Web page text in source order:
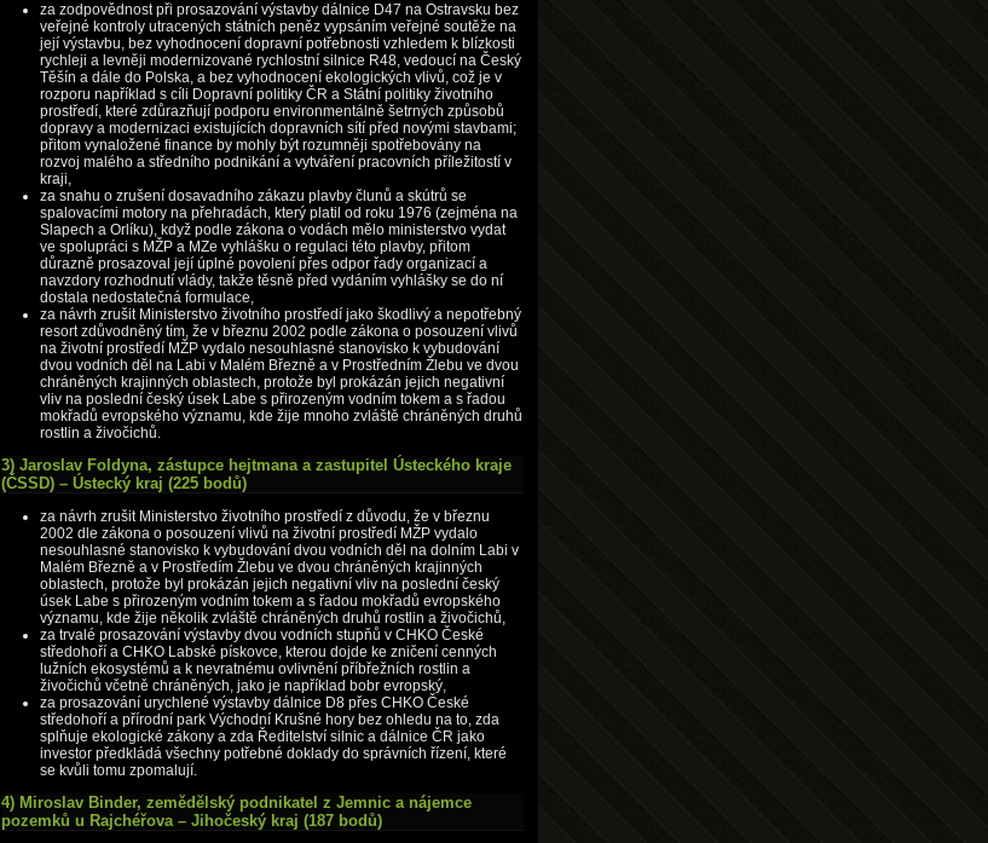
za zodpovědnost při prosazování výstavby dálnice D47 na Ostravsku bez
veřejné kontroly utracených státních peněz vypsáním veřejné soutěže na
její výstavbu, bez vyhodnocení dopravní potřebnosti vzhledem k blízkosti
rychleji a levněji modernizované rychlostní silnice R48, vedoucí na Český
Těšín a dále do Polska, a bez vyhodnocení ekologických vlivů, což je v
rozporu například s cíli Dopravní politiky ČR a Státní politiky životního
prostředí, které zdůrazňují podporu environmentálně šetrných způsobů
dopravy a modernizaci existujících dopravních sítí před novými stavbami;
přitom vynaložené finance by mohly být rozumněji spotřebovány na
rozvoj malého a středního podnikání a vytváření pracovních příležitostí v
kraji,
za snahu o zrušení dosavadního zákazu plavby člunů a skútrů se
spalovacími motory na přehradách, který platil od roku 1976 (zejména na
Slapech a Orlíku), když podle zákona o vodách mělo ministerstvo vydat
ve spolupráci s MŽP a MZe vyhlášku o regulaci této plavby, přitom
důrazně prosazoval její úplné povolení přes odpor řady organizací a
navzdory rozhodnutí vlády, takže těsně před vydáním vyhlášky se do ní
dostala nedostatečná formulace,
za návrh zrušit Ministerstvo životního prostředí jako škodlivý a nepotřebný
resort zdůvodněný tím, že v březnu 2002 podle zákona o posouzení vlivů
na životní prostředí MŽP vydalo nesouhlasné stanovisko k vybudování
dvou vodních děl na Labi v Malém Březně a v Prostředním Žlebu ve dvou
chráněných krajinných oblastech, protože byl prokázán jejich negativní
vliv na poslední český úsek Labe s přirozeným vodním tokem a s řadou
mokřadů evropského významu, kde žije mnoho zvláště chráněných druhů
rostlin a živočichů.
3) Jaroslav Foldyna, zástupce hejtmana a zastupitel Ústeckého kraje
(ČSSD) – Ústecký kraj (225 bodů)
za návrh zrušit Ministerstvo životního prostředí z důvodu, že v březnu
2002 dle zákona o posouzení vlivů na životní prostředí MŽP vydalo
nesouhlasné stanovisko k vybudování dvou vodních děl na dolním Labi v
Malém Březně a v Prostředím Žlebu ve dvou chráněných krajinných
oblastech, protože byl prokázán jejich negativní vliv na poslední český
úsek Labe s přirozeným vodním tokem a s řadou mokřadů evropského
významu, kde žije několik zvláště chráněných druhů rostlin a živočichů,
za trvalé prosazování výstavby dvou vodních stupňů v CHKO České
středohoří a CHKO Labské pískovce, kterou dojde ke zničení cenných
lužních ekosystémů a k nevratnému ovlivnění příbřežních rostlin a
živočichů včetně chráněných, jako je například bobr evropský,
za prosazování urychlené výstavby dálnice D8 přes CHKO České
středohoří a přírodní park Východní Krušné hory bez ohledu na to, zda
splňuje ekologické zákony a zda Ředitelství silnic a dálnice ČR jako
investor předkládá všechny potřebné doklady do správních řízení, které
se kvůli tomu zpomalují.
4) Miroslav Binder, zemědělský podnikatel z Jemnic a nájemce
pozemků u Rajchéřova – Jihočeský kraj (187 bodů)